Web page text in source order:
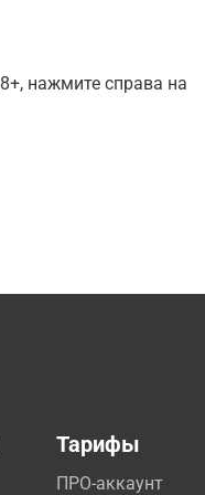
нажмите справа на
Тарифы
ПРО-аккаунт